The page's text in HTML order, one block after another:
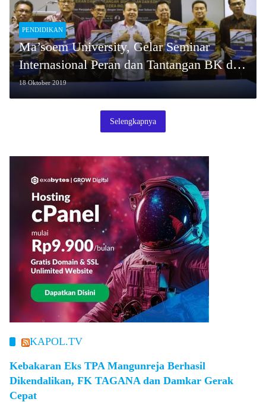
PENDIDIKAN
Ma’soem University, Gelar Seminar
Internasional Peran dan Tantangan BK di
Era Industri 4.0
18 Oktober 2019
Selengkapnya
KAPOL.TV
Kebakaran Eks TPA Mangunreja Berhasil
Dikendalikan, FK TAGANA dan Damkar Gerak
Cepat